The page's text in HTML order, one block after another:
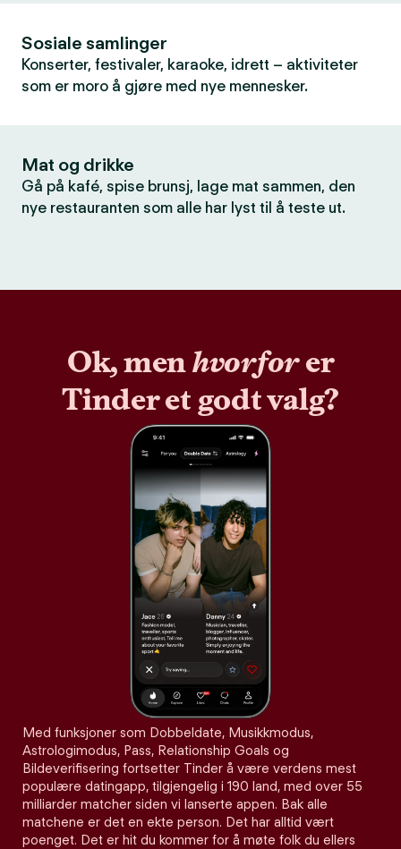
Sosiale samlinger
Konserter, festivaler, karaoke, idrett – aktiviteter
som er moro å gjøre med nye mennesker.
Mat og drikke
Gå på kafé, spise brunsj, lage mat sammen, den
nye restauranten som alle har lyst til å teste ut.
Ok, menhvorforer
Tinder et godt valg?
Med funksjoner som Dobbeldate, Musikkmodus,
Astrologimodus, Pass, Relationship Goals og
Bildeverifisering fortsetter Tinder å være verdens mest
populære datingapp, tilgjengelig i 190 land, med over 55
milliarder matcher siden vi lanserte appen. Bak alle
matchene er det en ekte person. Det har alltid vært
poenget. Det er hit du kommer for å møte folk du ellers